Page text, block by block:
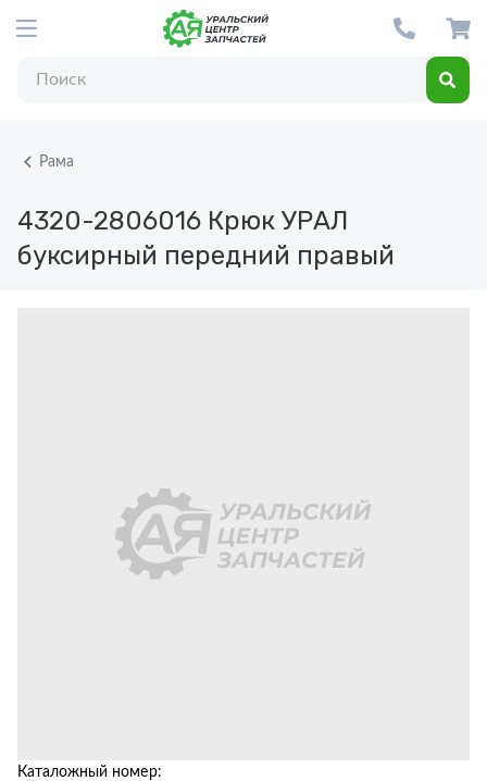
Рама
4320-2806016 Крюк УРАЛ
буксирный передний правый
Каталожный номер: